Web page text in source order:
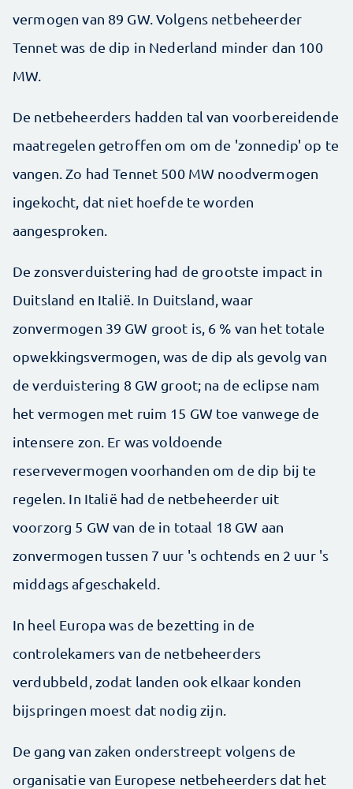
vermogen van 89 GW. Volgens netbeheerder
Tennet was de dip in Nederland minder dan 100
MW.
De netbeheerders hadden tal van voorbereidende
maatregelen getroffen om om de 'zonnedip' op te
vangen. Zo had Tennet 500 MW noodvermogen
ingekocht, dat niet hoefde te worden
aangesproken.
De zonsverduistering had de grootste impact in
Duitsland en Italië. In Duitsland, waar
zonvermogen 39 GW groot is, 6 % van het totale
opwekkingsvermogen, was de dip als gevolg van
de verduistering 8 GW groot; na de eclipse nam
het vermogen met ruim 15 GW toe vanwege de
intensere zon. Er was voldoende
reservevermogen voorhanden om de dip bij te
regelen. In Italië had de netbeheerder uit
voorzorg 5 GW van de in totaal 18 GW aan
zonvermogen tussen 7 uur 's ochtends en 2 uur 's
middags afgeschakeld.
In heel Europa was de bezetting in de
controlekamers van de netbeheerders
verdubbeld, zodat landen ook elkaar konden
bijspringen moest dat nodig zijn.
De gang van zaken onderstreept volgens de
organisatie van Europese netbeheerders dat het